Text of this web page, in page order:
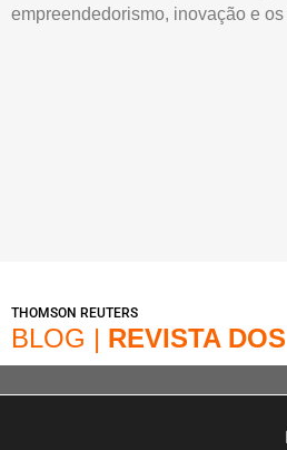
empreendedorismo, inovação e
THOMSON REUTERS
BLOG | REVISTA
online Marca é operada pela
Cardoso De Melo, 1855,15